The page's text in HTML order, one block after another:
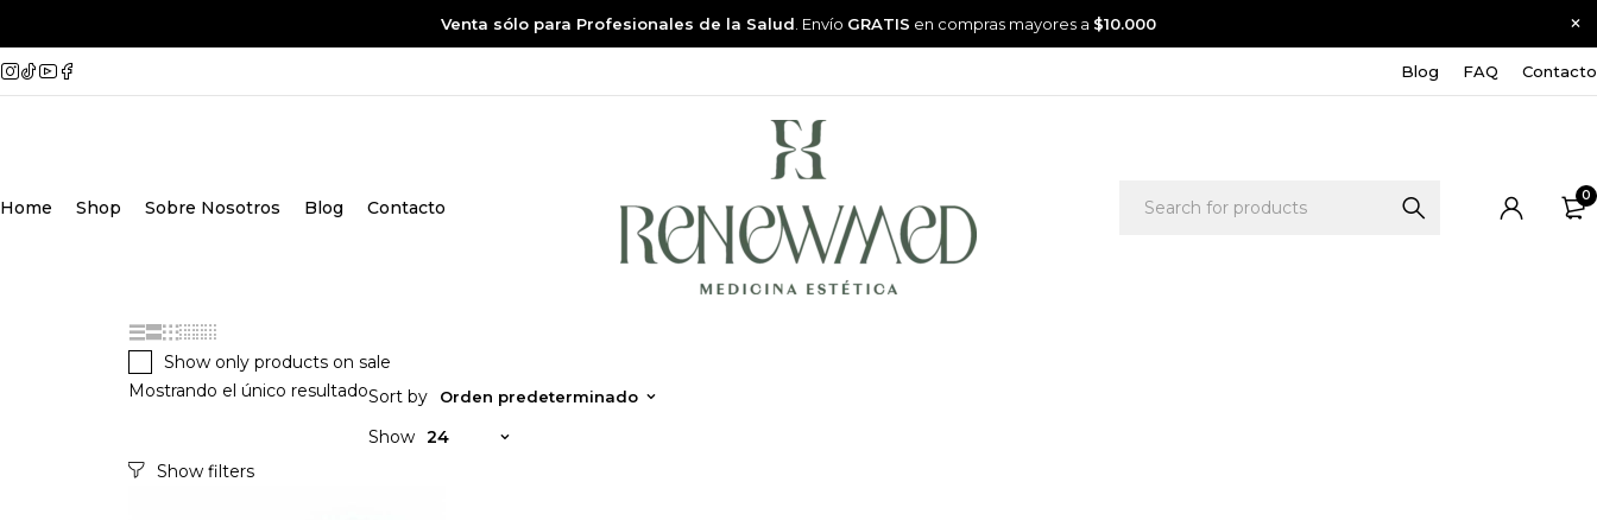
Venta sólo para Profesionales de la Salud . Envío GRATIS en compras mayores a $10.000
Blog FAQ Contacto
Home Shop Sobre Nosotros Blog Contacto
0
Show only products on sale
Mostrando el único resultadoSort by Orden predeterminado
Show 24